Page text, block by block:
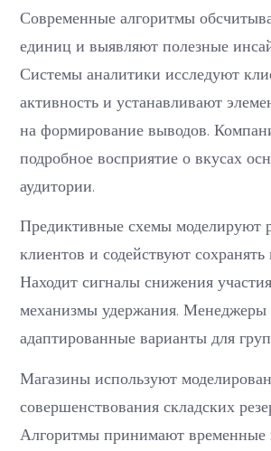
Современные алгоритмы
единиц и выявляют полезные
Системы аналитики исследуют
активность и устанавливают
на формирование выводов.
подробное восприятие о вкусах
аудитории.
Предиктивные схемы моделируют
клиентов и содействуют сохранять
Находит сигналы снижения
механизмы удержания. Менеджеры
адаптированные варианты для
Магазины используют
совершенствования складских
Алгоритмы принимают временные